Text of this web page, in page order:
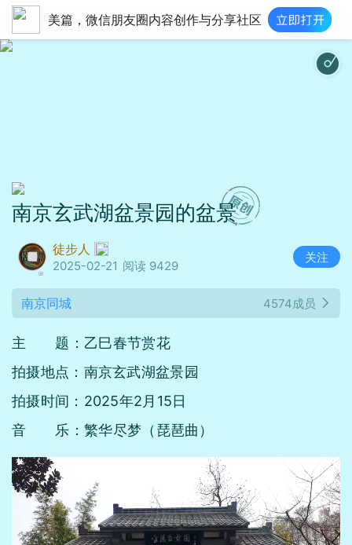
美篇，微信朋友圈内容创作与分享社区
南京玄武湖盆景园的盆景
徒步人
2025-02-21 阅读 9429
关注
南京同城 4574成员
主 题：乙巳春节赏花
拍摄地点：南京玄武湖盆景园
拍摄时间：2025年2月15日
音 乐：繁华尽梦（琵琶曲）
繁华尽梦琵琶曲